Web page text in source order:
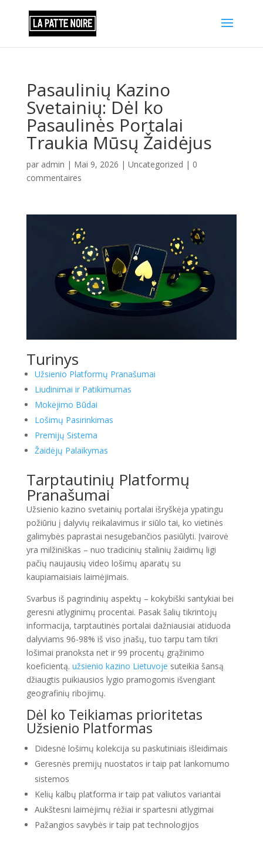
Pasaulinių Kazino
Svetainių: Dėl ko
Pasaulinės Portalai
Traukia Mūsų Žaidėjus
par admin | Mai 9, 2026 | Uncategorized | 0
commentaires
Turinys
Užsienio Platformų Pranašumai
Liudinimai ir Patikimumas
Mokėjimo Būdai
Lošimų Pasirinkimas
Premijų Sistema
Žaidėjų Palaikymas
Tarptautinių Platformų
Pranašumai
Užsienio kazino svetainių portalai išryškėja ypatingu
požiūriu į dalyvių reikalavimus ir siūlo tai, ko vietinės
galimybės paprastai nesugebančios pasiūlyti. Įvairovė
yra milžiniškas – nuo tradicinių stalinių žaidimų ligi
pačių naujausių video lošimų aparatų su
kaupiamaisiais laimėjimais.
Svarbus iš pagrindinių aspektų – kokybiški santykiai bei
geresni atlyginimų procentai. Pasak šalių tikrintojų
informacija, tarptautinės portalai dažniausiai atiduoda
dalyviams 96-98% iš viso įnašų, tuo tarpu tam tikri
lošimai pranoksta net ir 99 procentų grąžinimo
koeficientą. užsienio kazino Lietuvoje suteikia šansą
džiaugtis puikiausios lygio pramogomis išvengiant
geografinių ribojimų.
Dėl ko Teikiamas prioritetas
Užsienio Platformas
Didesnė lošimų kolekcija su paskutiniais išleidimais
Geresnės premijų nuostatos ir taip pat lankomumo
sistemos
Kelių kalbų platforma ir taip pat valiutos variantai
Aukštesni laimėjimų rėžiai ir spartesni atlygimai
Pažangios savybės ir taip pat technologijos